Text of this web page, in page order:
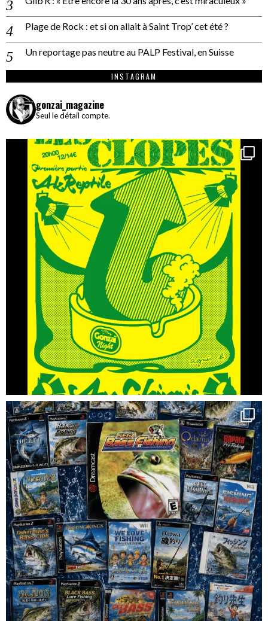
Plage de Rock : et si on allait à Saint Trop’ cet été ?
Un reportage pas neutre au PALP Festival, en Suisse
INSTAGRAM
gonzai_magazine
Seul le détail compte.